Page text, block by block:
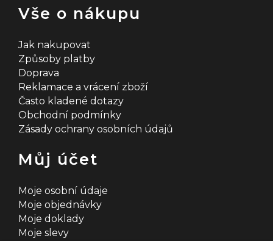
Vše o nákupu
Jak nakupovat
Způsoby platby
Doprava
Reklamace a vrácení zboží
Často kladené dotazy
Obchodní podmínky
Zásady ochrany osobních údajů
Můj účet
Moje osobní údaje
Moje objednávky
Moje doklady
Moje slevy